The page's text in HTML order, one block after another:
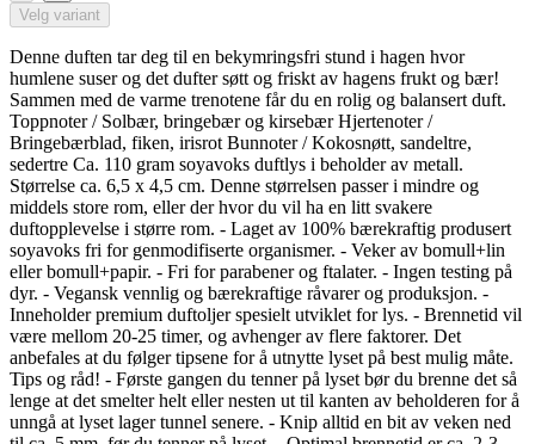
Velg variant
Denne duften tar deg til en bekymringsfri stund i hagen hvor
humlene suser og det dufter søtt og friskt av hagens frukt og bær!
Sammen med de varme trenotene får du en rolig og balansert duft.
Toppnoter / Solbær, bringebær og kirsebær Hjertenoter /
Bringebærblad, fiken, irisrot Bunnoter / Kokosnøtt, sandeltre,
sedertre Ca. 110 gram soyavoks duftlys i beholder av metall.
Størrelse ca. 6,5 x 4,5 cm. Denne størrelsen passer i mindre og
middels store rom, eller der hvor du vil ha en litt svakere
duftopplevelse i større rom. - Laget av 100% bærekraftig produsert
soyavoks fri for genmodifiserte organismer. - Veker av bomull+lin
eller bomull+papir. - Fri for parabener og ftalater. - Ingen testing på
dyr. - Vegansk vennlig og bærekraftige råvarer og produksjon. -
Inneholder premium duftoljer spesielt utviklet for lys. - Brennetid vil
være mellom 20-25 timer, og avhenger av flere faktorer. Det
anbefales at du følger tipsene for å utnytte lyset på best mulig måte.
Tips og råd! - Første gangen du tenner på lyset bør du brenne det så
lenge at det smelter helt eller nesten ut til kanten av beholderen for å
unngå at lyset lager tunnel senere. - Knip alltid en bit av veken ned